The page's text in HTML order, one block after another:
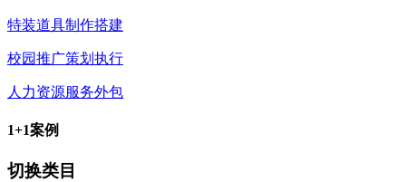
特装道具制作搭建
校园推广策划执行
人力资源服务外包
1+1案例
切换类目